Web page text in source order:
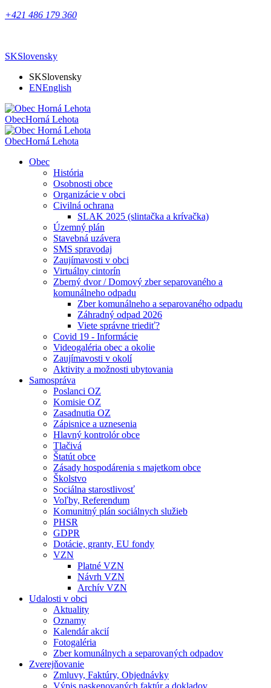
+421 486 179 360
SKSlovensky
SKSlovensky
ENEnglish
ObecHorná Lehota
ObecHorná Lehota
Obec
História
Osobnosti obce
Organizácie v obci
Civilná ochrana
SLAK 2025 (slintačka a krívačka)
Územný plán
Stavebná uzávera
SMS spravodaj
Zaujímavosti v obci
Virtuálny cintorín
Zberný dvor / Domový zber separovaného a
komunálneho odpadu
Zber komunálneho a separovaného odpadu
Záhradný odpad 2026
Viete správne triediť?
Covid 19 - Informácie
Videogaléria obec a okolie
Zaujímavosti v okolí
Aktivity a možnosti ubytovania
Samospráva
Poslanci OZ
Komisie OZ
Zasadnutia OZ
Zápisnice a uznesenia
Hlavný kontrolór obce
Tlačivá
Štatút obce
Zásady hospodárenia s majetkom obce
Školstvo
Sociálna starostlivosť
Voľby, Referendum
Komunitný plán sociálnych služieb
PHSR
GDPR
Dotácie, granty, EU fondy
VZN
Platné VZN
Návrh VZN
Archív VZN
Udalosti v obci
Aktuality
Oznamy
Kalendár akcií
Fotogaléria
Zber komunálnych a separovaných odpadov
Zverejňovanie
Zmluvy, Faktúry, Objednávky
Výpis naskenovaných faktúr a dokladov